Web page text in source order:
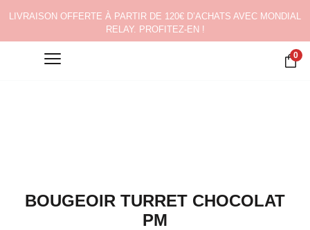
LIVRAISON OFFERTE À PARTIR DE 120€ D’ACHATS AVEC MONDIAL
RELAY. PROFITEZ-EN !
0
BOUGEOIR TURRET CHOCOLAT
PM